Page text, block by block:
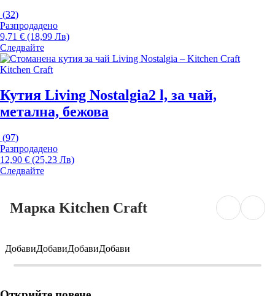
(32)
Разпродадено
9,71 € (18,99 Лв)
Следвайте
Kitchen Craft
Кутия Living Nostalgia2 l, за чай,
метална, бежова
(97)
Разпродадено
12,90 € (25,23 Лв)
Следвайте
Марка Kitchen Craft
ДобавиДобавиДобавиДобави